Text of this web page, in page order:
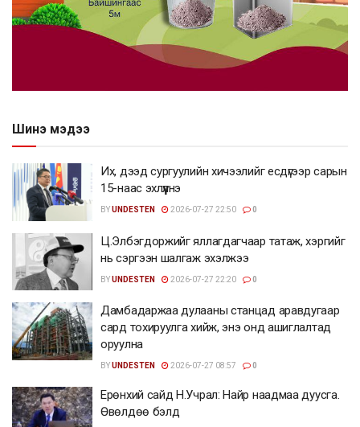
Шинэ мэдээ
Их, дээд сургуулийн хичээлийг есдүгээр сарын
15-наас эхлүүлнэ
BYUNDESTEN 2026-07-27 22:50 0
Ц.Элбэгдоржийг яллагдагчаар татаж, хэргийг
нь сэргээн шалгаж эхэлжээ
BYUNDESTEN 2026-07-27 22:20 0
Дамбадаржаа дулааны станцад аравдугаар
сард тохируулга хийж, энэ онд ашиглалтад
оруулна
BYUNDESTEN 2026-07-27 08:57 0
Ерөнхий сайд Н.Учрал: Найр наадмаа дуусга.
Өвөлдөө бэлд